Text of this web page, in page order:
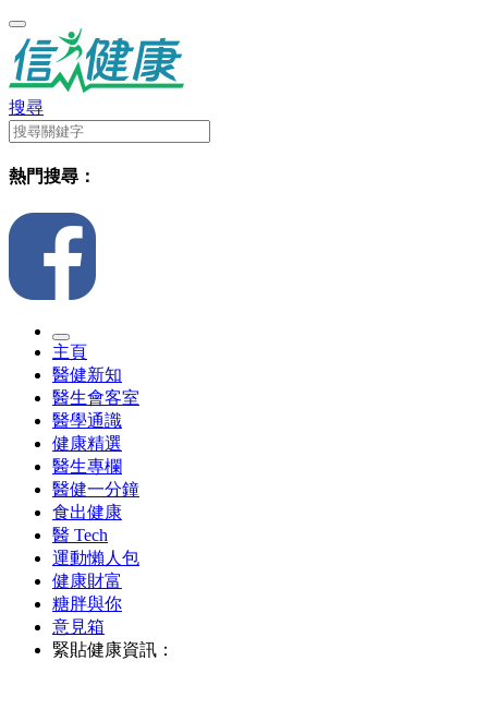
搜尋
熱門搜尋：
主頁
醫健新知
醫生會客室
醫學通識
健康精選
醫生專欄
醫健一分鐘
食出健康
醫 Tech
運動懶人包
健康財富
糖胖與你
意見箱
緊貼健康資訊：